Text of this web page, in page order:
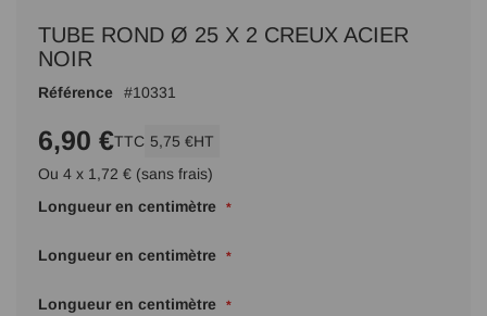
début
Galerie
TUBE ROND Ø 25 X 2 CREUX ACIER
NOIR
Référence 10331
6,90 €TTC 5,75 €HT
Ou 4 x 1,72 € (sans frais)
Longueur en centimètre
Longueur en centimètre
Longueur en centimètre